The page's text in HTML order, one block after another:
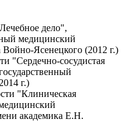
дело",
медицинский
Ясенецкого (2012 г.)
"Сердечно-сосудистая
г.)
"Клиническая
академика Е.Н.